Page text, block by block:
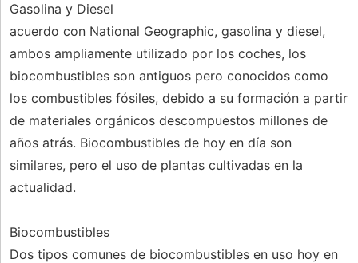
Gasolina y Diesel
acuerdo con National Geographic, gasolina y diesel,
ambos ampliamente utilizado por los coches, los
biocombustibles son antiguos pero conocidos como
los combustibles fósiles, debido a su formación a partir
de materiales orgánicos descompuestos millones de
años atrás. Biocombustibles de hoy en día son
similares, pero el uso de plantas cultivadas en la
actualidad.
Biocombustibles
Dos tipos comunes de biocombustibles en uso hoy en